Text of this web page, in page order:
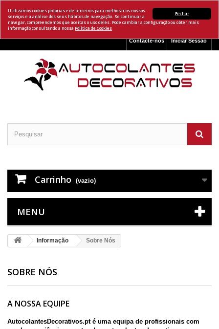
Fechar
Utilizamos cookies próprias e de terceiros para melhorar os nossos
serviços e a análise dos seus hábitos de navegação. Se continuar a
navegar, compreendemos que aceitas o uso deles. Pode cambiar a configuração ou obter mais
informação consultando a nossa Política de Cookies
Iniciar Sessão
Contacte-nos
Carrinho (vazio)
MENU
Informação Sobre Nós
SOBRE NÓS
A NOSSA EQUIPE
AutocolantesDecorativos.pt é uma equipa de profissionais com